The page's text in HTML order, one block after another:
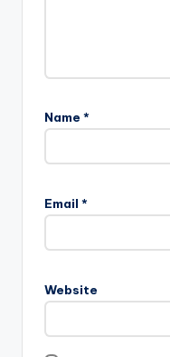
Name *
Email *
Website